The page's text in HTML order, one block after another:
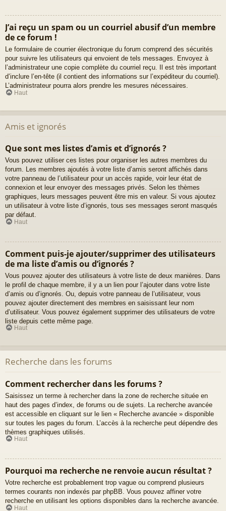
J’ai reçu un spam ou un courriel abusif d’un membre
de ce forum !
Le formulaire de courrier électronique du forum comprend des sécurités
pour suivre les utilisateurs qui envoient de tels messages. Envoyez à
l’administrateur une copie complète du courriel reçu. Il est très important
d’inclure l’en-tête (il contient des informations sur l’expéditeur du courriel).
L’administrateur pourra alors prendre les mesures nécessaires.
Haut
Amis et ignorés
Que sont mes listes d’amis et d’ignorés ?
Vous pouvez utiliser ces listes pour organiser les autres membres du
forum. Les membres ajoutés à votre liste d’amis seront affichés dans
votre panneau de l’utilisateur pour un accès rapide, voir leur état de
connexion et leur envoyer des messages privés. Selon les thèmes
graphiques, leurs messages peuvent être mis en valeur. Si vous ajoutez
un utilisateur à votre liste d’ignorés, tous ses messages seront masqués
par défaut.
Haut
Comment puis-je ajouter/supprimer des utilisateurs
de ma liste d’amis ou d’ignorés ?
Vous pouvez ajouter des utilisateurs à votre liste de deux manières. Dans
le profil de chaque membre, il y a un lien pour l’ajouter dans votre liste
d’amis ou d’ignorés. Ou, depuis votre panneau de l’utilisateur, vous
pouvez ajouter directement des membres en saisissant leur nom
d’utilisateur. Vous pouvez également supprimer des utilisateurs de votre
liste depuis cette même page.
Haut
Recherche dans les forums
Comment rechercher dans les forums ?
Saisissez un terme à rechercher dans la zone de recherche située en
haut des pages d’index, de forums ou de sujets. La recherche avancée
est accessible en cliquant sur le lien « Recherche avancée » disponible
sur toutes les pages du forum. L’accès à la recherche peut dépendre des
thèmes graphiques utilisés.
Haut
Pourquoi ma recherche ne renvoie aucun résultat ?
Votre recherche est probablement trop vague ou comprend plusieurs
termes courants non indexés par phpBB. Vous pouvez affiner votre
recherche en utilisant les options disponibles dans la recherche avancée.
Haut